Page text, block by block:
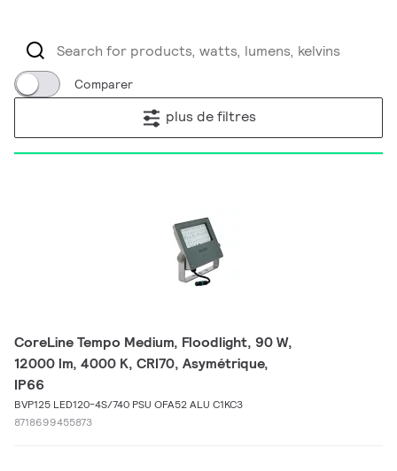
Comparer
plus de filtres
CoreLine Tempo Medium, Floodlight, 90 W,
12000 lm, 4000 K, CRI70, Asymétrique,
IP66
BVP125 LED120-4S/740 PSU OFA52 ALU C1KC3
8718699455873